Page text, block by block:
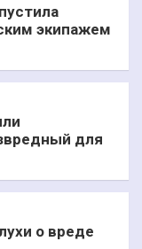
экипажем
для
о вреде